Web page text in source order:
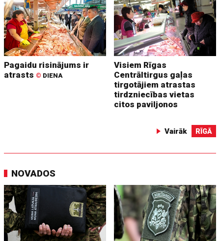
Pagaidu risinājums ir
atrasts © DIENA
Visiem Rīgas
Centrāltirgus gaļas
tirgotājiem atrastas
tirdzniecības vietas
citos paviljonos
Vairāk RĪGĀ
NOVADOS